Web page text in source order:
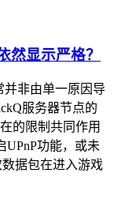
然显示严格？
并非由单一原因导
服务器节点的
的限制共同作用
UPnP功能，或未
据包在进入游戏